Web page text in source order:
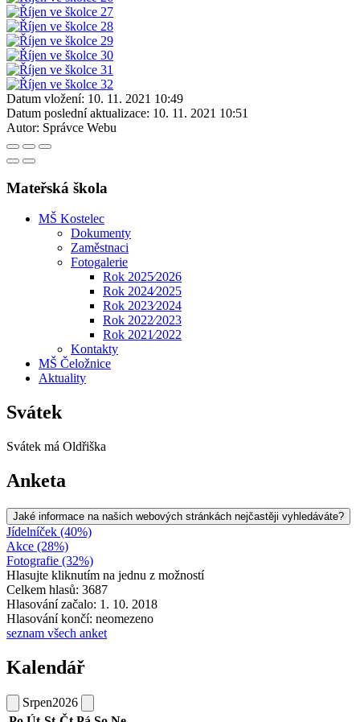
Datum vložení: 10. 11. 2021 10:49
Datum poslední aktualizace: 10. 11. 2021 10:51
Autor: Správce Webu
Mateřská škola
MŠ Kostelec
Dokumenty
Zaměstnaci
Fotogalerie
Rok 2025⁄2026
Rok 2024⁄2025
Rok 2023⁄2024
Rok 2022⁄2023
Rok 2021⁄2022
Kontakty
MŠ Čeložnice
Aktuality
Svátek
Svátek má Oldřiška
Anketa
Jaké informace na našich webových stránkách nejčastěji vyhledáváte?
Jídelníček (40%)
Akce (28%)
Fotografie (32%)
Hlasujte kliknutím na jednu z možností
Celkem hlasů: 3687
Hlasování začalo: 1. 10. 2018
Hlasování končí: neomezeno
seznam všech anket
Kalendář
Srpen2026